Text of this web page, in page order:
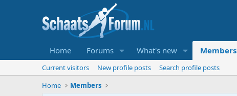
Home Forums What's new Members
Current visitors New profile posts
Search profile posts
Home
Members